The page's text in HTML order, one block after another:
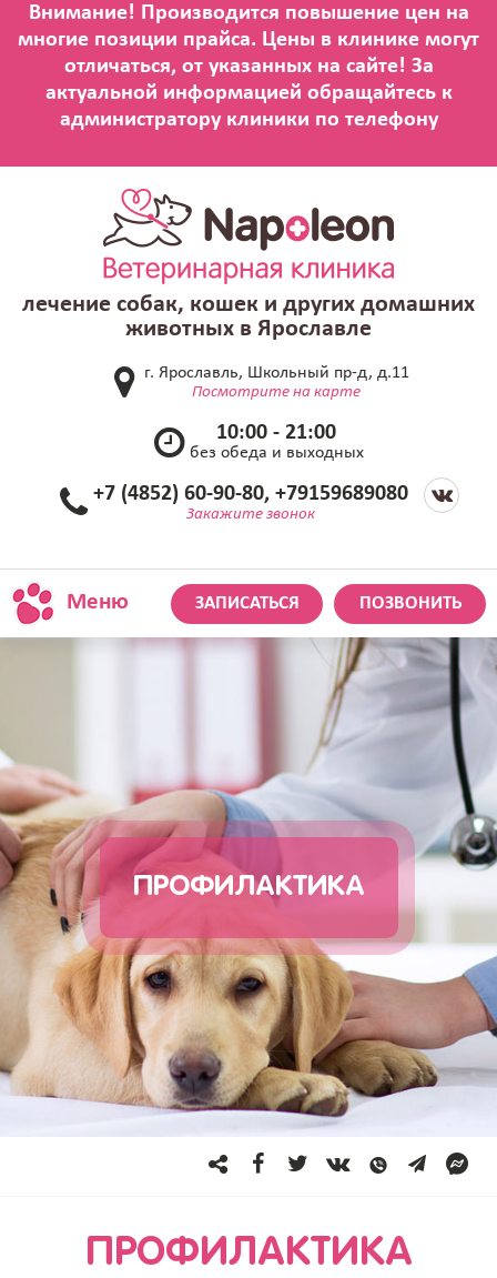
лечение собак, кошек и других домашних
животных в Ярославле
г. Ярославль, Школьный пр-д, д.11
Посмотрите на карте
10:00 - 21:00
без обеда и выходных
+7 (4852) 60-90-80, +79159689080
Закажите звонок
Меню ЗАПИСАТЬСЯ ПОЗВОНИТЬ
ПРОФИЛАКТИКА
ПРОФИЛАКТИКА